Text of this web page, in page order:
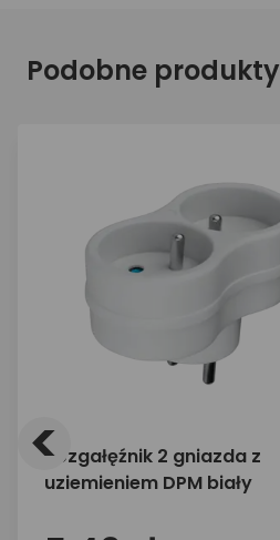
Podobne produkty
Rozgałęźnik 2 gniazda z
uziemieniem DPM biały
<